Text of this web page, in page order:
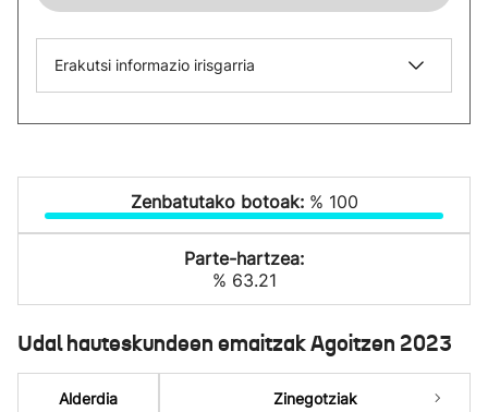
Erakutsi informazio irisgarria
Zenbatutako botoak: % 100
Parte-hartzea:
% 63.21
Udal hauteskundeen emaitzak Agoitzen 2023
Alderdia Zinegotziak